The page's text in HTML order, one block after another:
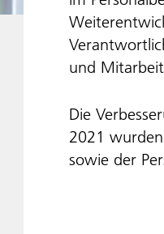
und
Die
2021
sowie der